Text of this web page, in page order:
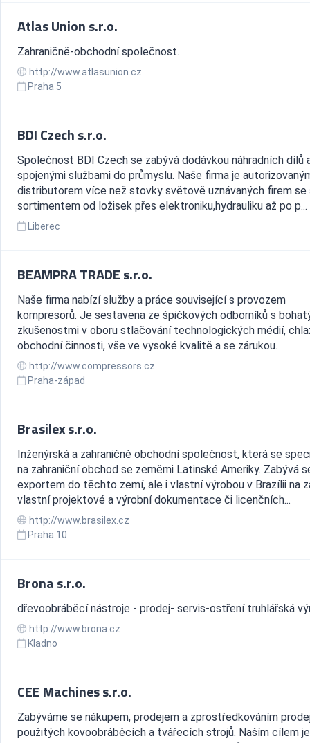
Atlas Union s.r.o.
Zahraničně-obchodní společnost.
http://www.atlasunion.cz
Praha 5
BDI Czech s.r.o.
Společnost BDI Czech se zabývá dodávkou náhradních dílů
spojenými službami do průmyslu. Naše firma je
distributorem více než stovky světově uznávaných firem se
sortimentem od ložisek přes elektroniku,hydrauliku až po p...
Liberec
BEAMPRA TRADE s.r.o.
Naše firma nabízí služby a práce související s provozem
kompresorů. Je sestavena ze špičkových odborníků s
zkušenostmi v oboru stlačování technologických médií,
obchodní činnosti, vše ve vysoké kvalitě a se zárukou.
http://www.compressors.cz
Praha-západ
Brasilex s.r.o.
Inženýrská a zahraničně obchodní společnost, která se
na zahraniční obchod se zeměmi Latinské Ameriky. Zabývá
exportem do těchto zemí, ale i vlastní výrobou v Brazílii na
vlastní projektové a výrobní dokumentace či licenčních...
http://www.brasilex.cz
Praha 10
Brona s.r.o.
dřevoobráběcí nástroje - prodej- servis-ostření truhlářská
http://www.brona.cz
Kladno
CEE Machines s.r.o.
Zabýváme se nákupem, prodejem a zprostředkováním
použitých kovoobráběcích a tvářecích strojů. Naším cílem je